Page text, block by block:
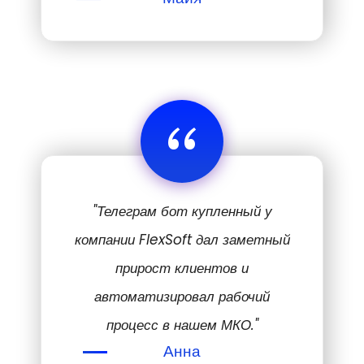
Анна
“
"Телеграм бот купленный у
компании FlexSoft дал заметный
прирост клиентов и
автоматизировал рабочий
процесс в нашем МКО."